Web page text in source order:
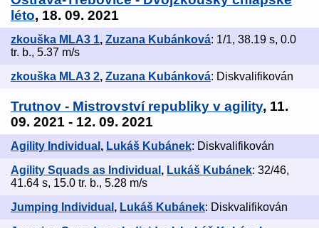
léto, 18. 09. 2021
zkouška MLA3 1, Zuzana Kubánková: 1/1, 38.19 s, 0.0
tr. b., 5.37 m/s
zkouška MLA3 2, Zuzana Kubánková: Diskvalifikován
Trutnov - Mistrovství republiky v agility, 11.
09. 2021 - 12. 09. 2021
Agility Individual , Lukáš Kubánek: Diskvalifikován
Agility Squads as Individual , Lukáš Kubánek: 32/46,
41.64 s, 15.0 tr. b., 5.28 m/s
Jumping Individual , Lukáš Kubánek: Diskvalifikován